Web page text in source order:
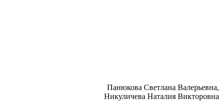
Панюкова Светлана Валерьевна,
Никуличева Наталия Викторовна